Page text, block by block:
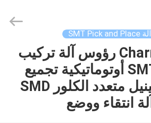
آلة SMT Pick and Place
Charmhigh 4 رؤوس آلة تركيب
رقائق SMT أوتوماتيكية تجميع
ثنائي الفينيل متعدد الكلور SMD
آلة انتقاء ووضع